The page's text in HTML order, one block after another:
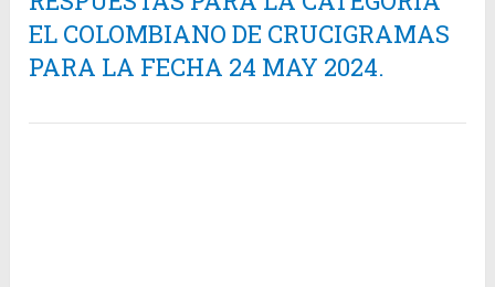
EL COLOMBIANO DE CRUCIGRAMAS
PARA LA FECHA 24 MAY 2024.